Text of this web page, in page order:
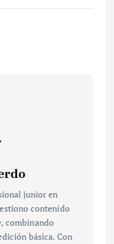
junior en
contenido
combinando
básica. Con